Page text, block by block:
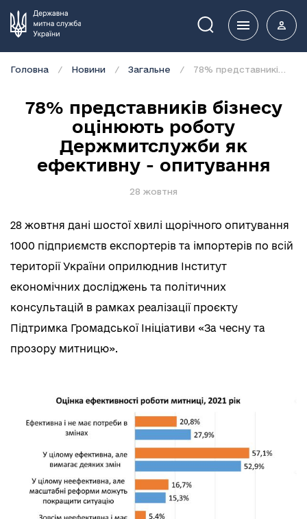
Пошук
Головна Новини Загальне
78% представників бізнесу
оцінюють роботу
Держмитслужби як
ефективну - опитування
28 жовтня
28 жовтня дані шостої хвилі щорічного опитування
1000 підприємств експортерів та імпортерів по всій
території України оприлюднив Інститут
економічних досліджень та політичних
консультацій в рамках реалізації проєкту
Підтримка Громадської Ініціативи «За чесну та
прозору митницю».